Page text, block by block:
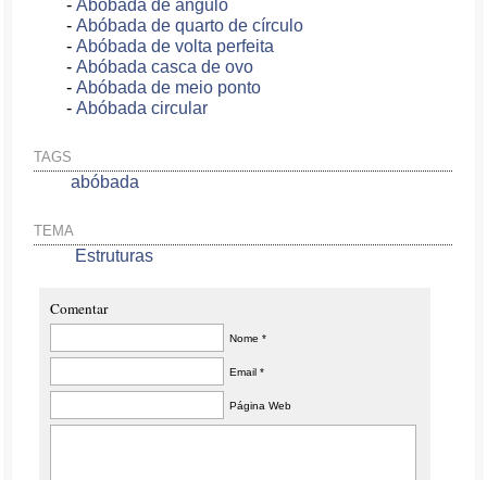
-Abóbada de ângulo
-Abóbada de quarto de círculo
-Abóbada de volta perfeita
-Abóbada casca de ovo
-Abóbada de meio ponto
-Abóbada circular
TAGS
abóbada
TEMA
Estruturas
Comentar
Nome *
Email *
Página Web